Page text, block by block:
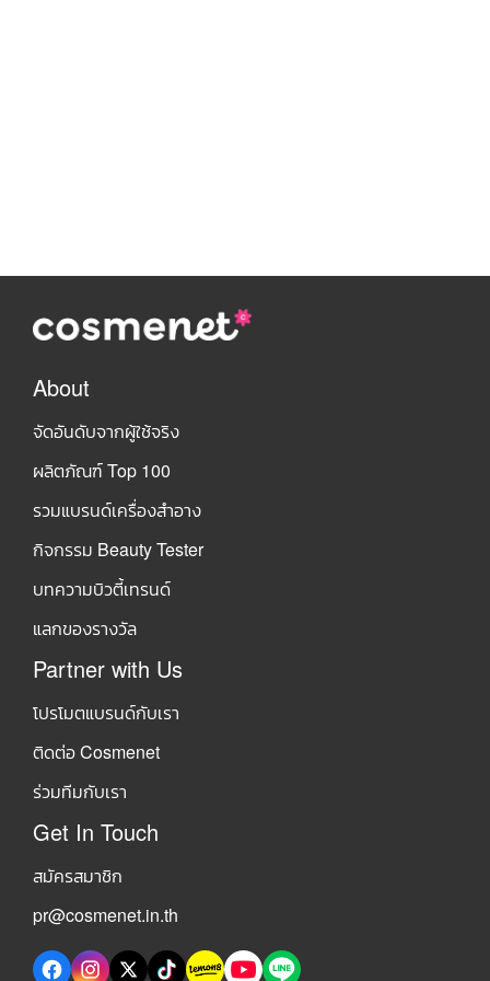
About
จัดอันดับจากผู้ใช้จริง
ผลิตภัณฑ์ Top 100
รวมแบรนด์เครื่องสำอาง
กิจกรรม Beauty Tester
บทความบิวตี้เทรนด์
แลกของรางวัล
Partner with Us
โปรโมตแบรนด์กับเรา
ติดต่อ Cosmenet
ร่วมทีมกับเรา
Get In Touch
สมัครสมาชิก
pr@cosmenet.in.th